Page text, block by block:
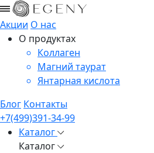
Акции О нас
О продуктах
Коллаген
Магний таурат
Янтарная кислота
Блог Контакты
+7(499)391-34-99
Каталог
Каталог